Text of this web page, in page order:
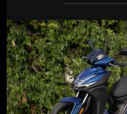
Jön